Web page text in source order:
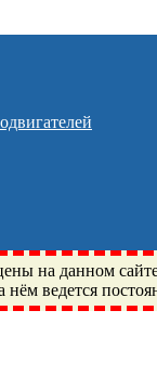
на данном
нём ведется
4,